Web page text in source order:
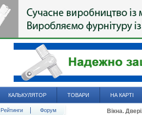
КАЛЬКУЛЯТОР ТОВАРИ НА КАРТІ
Рейтинги Форум Вікна.